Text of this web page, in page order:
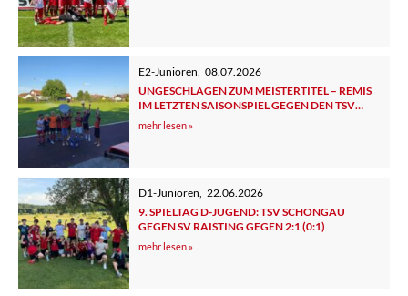
E2-Junioren, 08.07.2026
UNGESCHLAGEN ZUM MEISTERTITEL – REMIS
IM LETZTEN SAISONSPIEL GEGEN DEN TSV
TUTZING 2
mehr lesen »
D1-Junioren
22.06.2026
9. SPIELTAG D-JUGEND: TSV SCHONGAU
GEGEN SV RAISTING GEGEN 2:1 (0:1)
mehr lesen »